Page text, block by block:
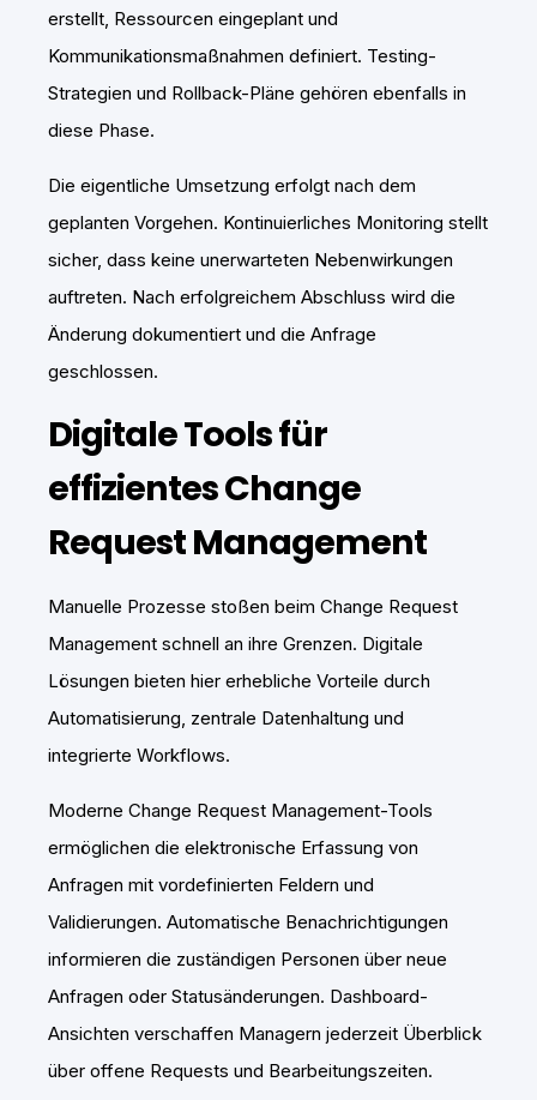
erstellt, Ressourcen eingeplant und
Kommunikationsmaßnahmen definiert. Testing-
Strategien und Rollback-Pläne gehören ebenfalls in
diese Phase.
Die eigentliche Umsetzung erfolgt nach dem
geplanten Vorgehen. Kontinuierliches Monitoring stellt
sicher, dass keine unerwarteten Nebenwirkungen
auftreten. Nach erfolgreichem Abschluss wird die
Änderung dokumentiert und die Anfrage
geschlossen.
Digitale Tools für
effizientes Change
Request Management
Manuelle Prozesse stoßen beim Change Request
Management schnell an ihre Grenzen. Digitale
Lösungen bieten hier erhebliche Vorteile durch
Automatisierung, zentrale Datenhaltung und
integrierte Workflows.
Moderne Change Request Management-Tools
ermöglichen die elektronische Erfassung von
Anfragen mit vordefinierten Feldern und
Validierungen. Automatische Benachrichtigungen
informieren die zuständigen Personen über neue
Anfragen oder Statusänderungen. Dashboard-
Ansichten verschaffen Managern jederzeit Überblick
über offene Requests und Bearbeitungszeiten.